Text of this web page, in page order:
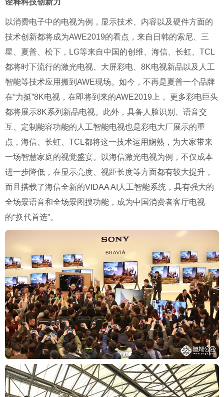
以消费电子中的电视为例，显示技术、内容以及硬件方面的
技术创新都将成为AWE2019的看点，来自日韩的索尼、三
星、夏普、松下，LG等来自中国的创维、海信、长虹、TCL
都将时下流行的激光电视、大屏彩电、8K电视新品以及人工
智能等技术应用搬到AWE现场。如今，不再是夏普一个品牌
在“力挺”8K电视，在即将到来的AWE2019上， 更多彩电巨头
都将展示8K系列新品电视。此外，具备人脸识别、语音交
互、定制能容功能的人工智能电视也是彩电大厂展示的重
点，海信、长虹、TCL都将这一技术运用娴熟，为大家带来
一场智慧家庭的视觉盛宴。以海信激光电视为例，不仅成本
进一步降低，在显示亮度、视距长度等方面都有较大提升，
而且搭载了海信全新的VIDAA AI人工智能系统，具有强大的
全场景语音和全场景图搜功能，成为中国消费者客厅电视
的“换代首选”。